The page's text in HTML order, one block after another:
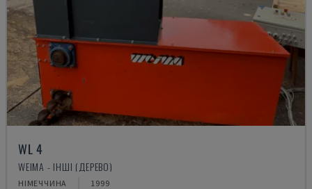
WL 4
WEIMA - ІНШІ (ДЕРЕВО)
НІМЕЧЧИНА 1999